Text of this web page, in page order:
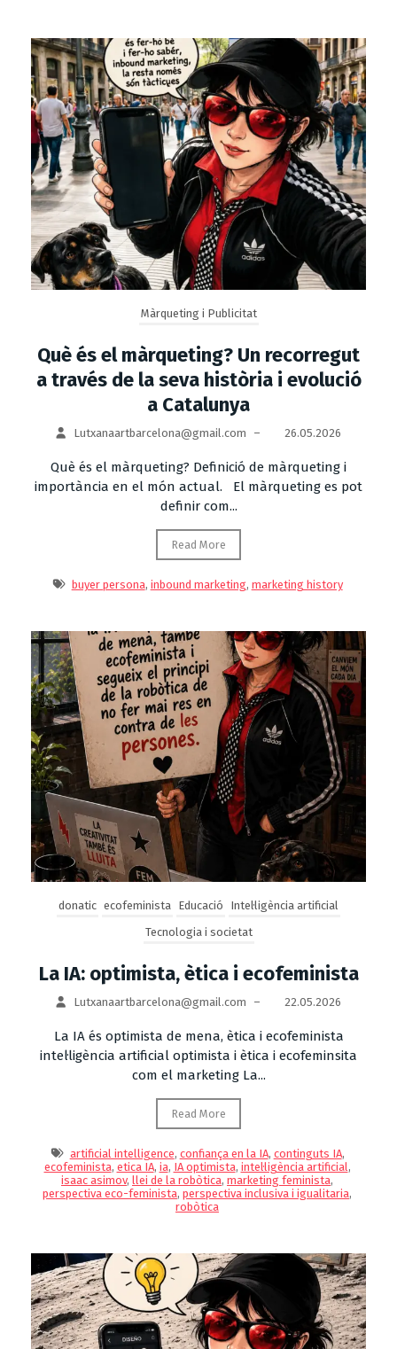
Màrqueting i Publicitat
Què és el màrqueting? Un recorregut
a través de la seva història i evolució
a Catalunya
Lutxanaartbarcelona@gmail.com – 26.05.2026
Què és el màrqueting? Definició de màrqueting i
importància en el món actual. El màrqueting es pot
definir com...
Read More
buyer persona, inbound marketing, marketing history
donatic ecofeminista Educació
Intel·ligència artificial
Tecnologia i societat
La IA: optimista, ètica i ecofeminista
Lutxanaartbarcelona@gmail.com – 22.05.2026
La IA és optimista de mena, ètica i ecofeminista
intel·ligència artificial optimista i ètica i ecofeminsita
com el marketing La...
Read More
artificial intelligence, confiança en la IA, continguts IA,
ecofeminista, etica IA, ia, IA optimista, intel·ligència artificial,
isaac asimov, llei de la robòtica, marketing feminista,
perspectiva eco-feminista, perspectiva inclusiva i igualitaria,
robòtica